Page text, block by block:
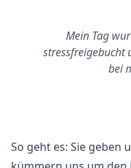
Mein Tag
stressfreigebucht
bei
So geht es: Sie geben